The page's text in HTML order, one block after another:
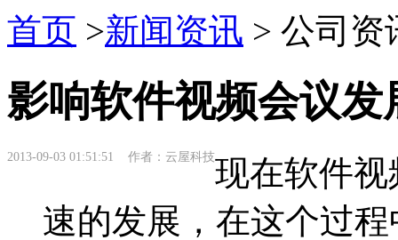
首页 >新闻资讯 > 公司资
影响软件视频会议发
2013-09-03 01:51:51 作者：云屋科技现在软件
速的发展，在这个过